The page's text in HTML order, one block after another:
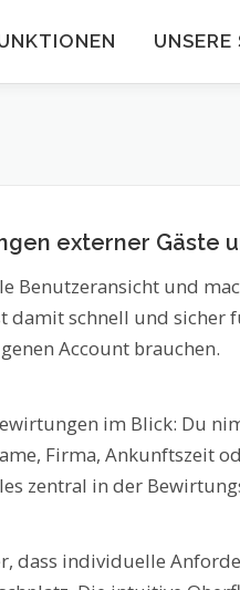
UNSERE
externer Gäste
und
damit schnell und
Account brauchen.
im Blick: Du
Firma, Ankunftszeit
zentral in der
dass individuelle